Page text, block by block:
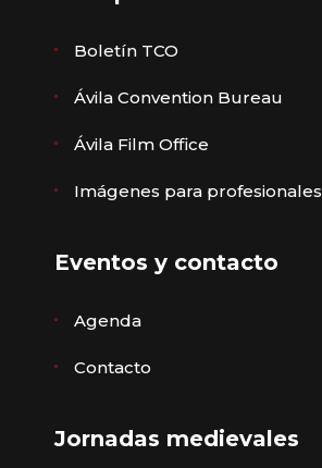
Boletín TCO
Ávila Convention Bureau
Ávila Film Office
Imágenes para profesionales
Eventos y contacto
Agenda
Contacto
Jornadas medievales